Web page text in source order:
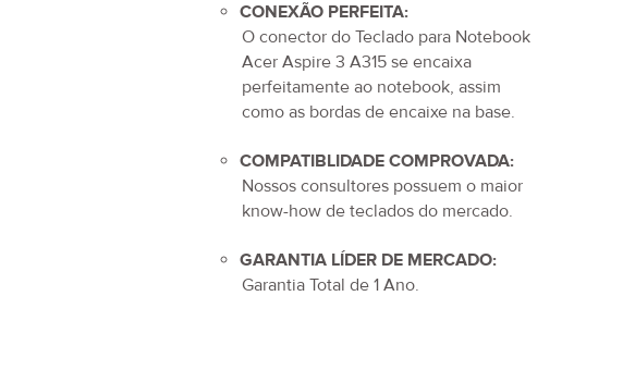
CONEXÃO PERFEITA:
O conector do Teclado para Notebook
Acer Aspire 3 A315 se encaixa
perfeitamente ao notebook, assim
como as bordas de encaixe na base.
COMPATIBLIDADE COMPROVADA:
Nossos consultores possuem o maior
know-how de teclados do mercado.
GARANTIA LÍDER DE MERCADO:
Garantia Total de 1 Ano.